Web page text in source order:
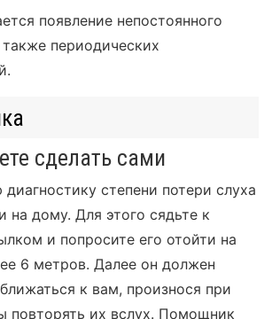
появление непостоянного
также периодических
сделать сами
степени потери слуха
на дому. Для этого сядьте к
и попросите его отойти на
6 метров. Далее он должен
к вам, произнося при
повторять их вслух. Помощник